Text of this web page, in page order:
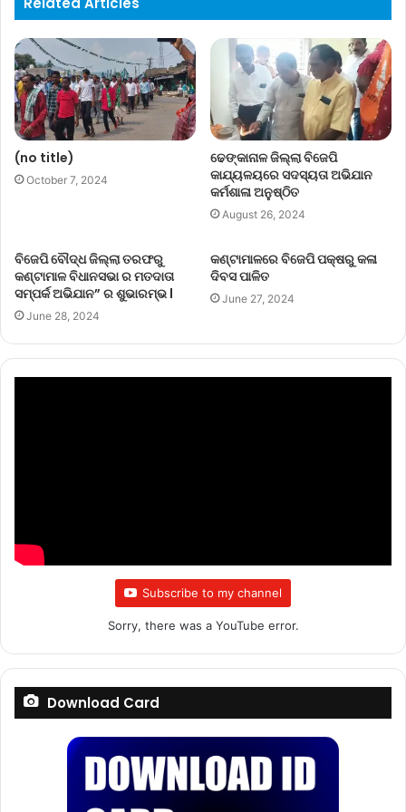
(no title)
October 7, 2024
ଢେଙ୍କାନାଳ ଜିଲ୍ଲା ବିଜେପି
କାଯ୍ୟଳୟରେ ସଦସ୍ୟତା ଅଭିଯାନ
କର୍ମଶାଳା ଅନୁଷ୍ଠିତ
August 26, 2024
ବିଜେପି ବୌଦ୍ଧ ଜିଲ୍ଲା ତରଫରୁ
କଣ୍ଟାମାଳ ବିଧାନସଭା ର ମତଦାତା
ସମ୍ପର୍କ ଅଭିଯାନ” ର ଶୁଭାରମ୍ଭ l
June 28, 2024
କଣ୍ଟାମାଳରେ ବିଜେପି ପକ୍ଷରୁ କଳା
ଦିବସ ପାଳିତ
June 27, 2024
Subscribe to my channel
Sorry, there was a YouTube error.
Download Card